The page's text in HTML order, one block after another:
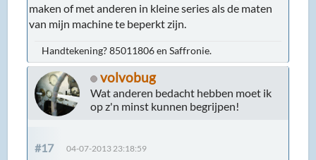
maken of met anderen in kleine series als de maten
van mijn machine te beperkt zijn.
Handtekening? 85011806 en Saffronie.
volvobug
Wat anderen bedacht hebben moet ik
op z'n minst kunnen begrijpen!
#17 04-07-2013 23:18:59